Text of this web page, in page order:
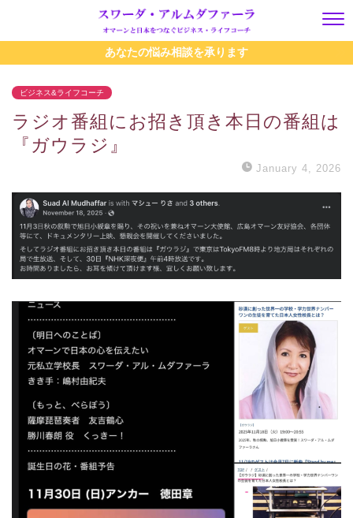
あなたの悩み相談を承ります
ビジネス&ライフコーチ
ラジオ番組にお招き頂き本日の番組は
『ガウラジ』
January 4, 2026